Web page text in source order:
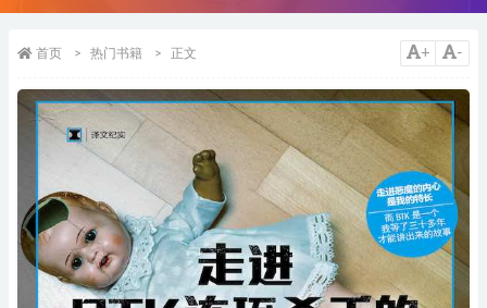
+ -
首页 热门书籍 正文